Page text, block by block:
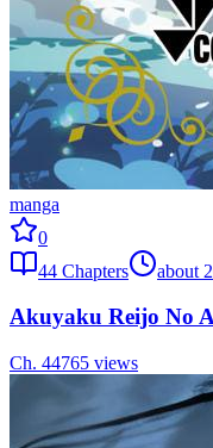
manga
0
44 Chapters about
Akuyaku Reijo No
Ch. 44765 views